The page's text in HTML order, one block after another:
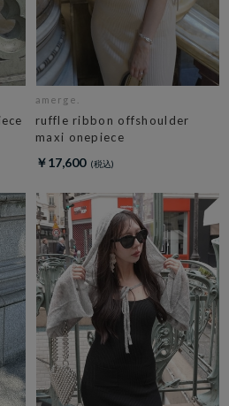
amerge.
ruffle ribbon offshoulder
maxi onepiece
￥17,600